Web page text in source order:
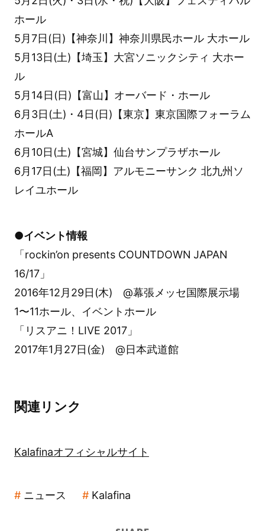
ホール
5月7日(日)【神奈川】神奈川県民ホール 大ホール
5月13日(土)【埼玉】大宮ソニックシティ 大ホー
ル
5月14日(日)【富山】オーバード・ホール
6月3日(土)・4日(日)【東京】東京国際フォーラム
ホールA
6月10日(土)【宮城】仙台サンプラザホール
6月17日(土)【福岡】アルモニーサンク 北九州ソ
レイユホール
●イベント情報
「rockin’on presents COUNTDOWN JAPAN
16/17」
2016年12月29日(木) @幕張メッセ国際展示場
1〜11ホール、イベントホール
「リスアニ！LIVE 2017」
2017年1月27日(金) @日本武道館
関連リンク
Kalafinaオフィシャルサイト
ニュース Kalafina